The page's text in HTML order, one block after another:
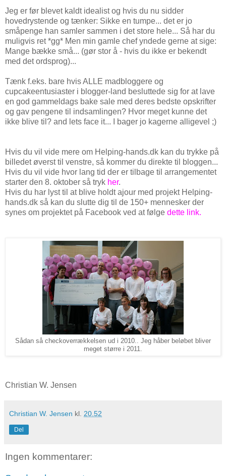
Jeg er før blevet kaldt idealist og hvis du nu sidder
hovedrystende og tænker: Sikke en tumpe... det er jo
småpenge han samler sammen i det store hele... Så har du
muligvis ret *gg* Men min gamle chef yndede gerne at sige:
Mange bække små... (gør stor å - hvis du ikke er bekendt
med det ordsprog)...
Tænk f.eks. bare hvis ALLE madbloggere og
cupcakeentusiaster i blogger-land besluttede sig for at lave
en god gammeldags bake sale med deres bedste opskrifter
og gav pengene til indsamlingen? Hvor meget kunne det
ikke blive til? and lets face it... I bager jo kagerne alligevel ;)
Hvis du vil vide mere om Helping-hands.dk kan du trykke på
billedet øverst til venstre, så kommer du direkte til bloggen...
Hvis du vil vide hvor lang tid der er tilbage til arrangementet
starter den 8. oktober så tryk her.
Hvis du har lyst til at blive holdt ajour med projekt Helping-
hands.dk så kan du slutte dig til de 150+ mennesker der
synes om projektet på Facebook ved at følge dette link.
Sådan så checkoverrækkelsen ud i 2010.. Jeg håber beløbet bliver
meget større i 2011.
Christian W. Jensen
Christian W. Jensen kl. 20.52
Del
Ingen kommentarer: